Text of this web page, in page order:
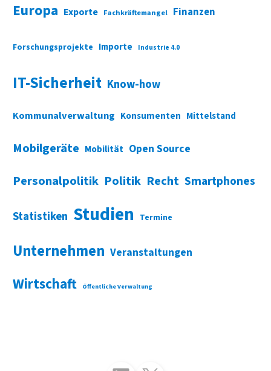
Europa Exporte Fachkräftemangel Finanzen
Forschungsprojekte Importe Industrie 4.0
IT-Sicherheit Know-how
Kommunalverwaltung Konsumenten Mittelstand
Mobilgeräte Mobilität Open Source
Personalpolitik Politik Recht Smartphones
Statistiken Studien Termine
Unternehmen Veranstaltungen
Wirtschaft Öffentliche Verwaltung